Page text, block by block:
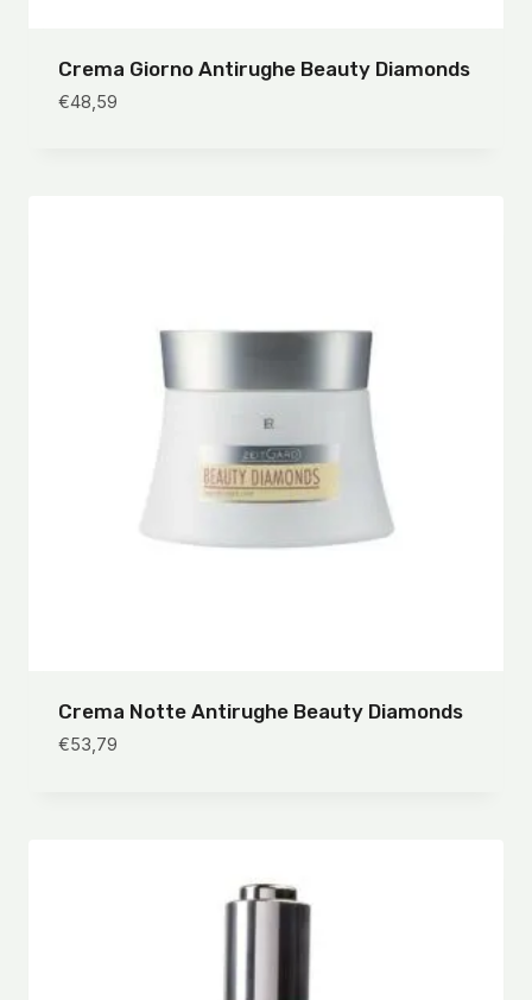
Crema Giorno Antirughe Beauty Diamonds
€48,59
Crema Notte Antirughe Beauty Diamonds
€53,79